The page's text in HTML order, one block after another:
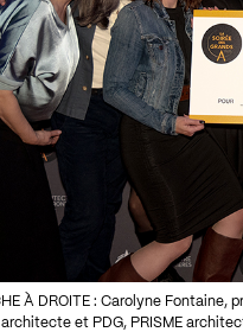
À DROITE : Carolyne
architecte et PDG, PRISME